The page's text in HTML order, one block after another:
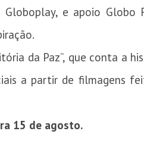
e apoio Globo
da Paz”, que conta a
a partir de filmagens
15 de agosto.